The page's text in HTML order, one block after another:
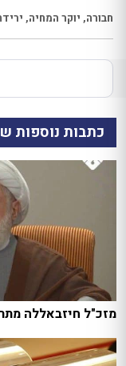
חבורה, יוקר המחיה,
כתבות נוספות
מזכ"ל חיזבאללה